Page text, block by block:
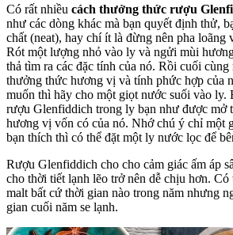
Có rất nhiều cách thưởng thức rượu
như các dòng khác mà bạn quyết định thử,
chất (neat), hay chí ít là đừng nên pha loãng
Rót một lượng nhỏ vào ly và ngửi mùi
thả tìm ra các đặc tính của nó. Rồi cuối
thưởng thức hương vị và tính phức hợp của
muốn thì hãy cho một giọt nước suối vào ly.
rượu Glenfiddich trong ly bạn như được mở
hương vị vốn có của nó. Nhớ chú ý chỉ một
bạn thích thì có thể đặt một ly nước lọc để
Rượu Glenfiddich cho cho cảm giác ấm áp
cho thời tiết lạnh lẽo trở nên dễ chịu hơn.
malt bất cứ thời gian nào trong năm nhưng
gian cuối năm se lạnh.